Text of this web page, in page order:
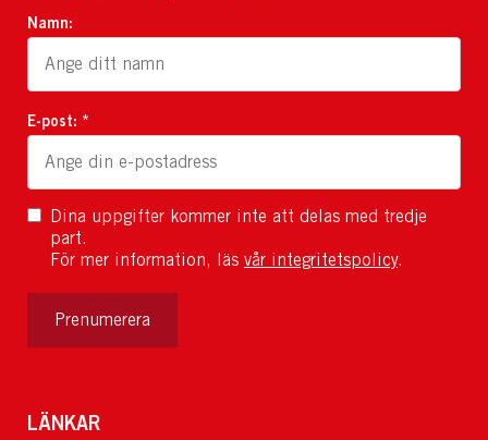
Namn:
E-post: *
Dina uppgifter kommer inte att delas med tredje
part.
För mer information, läs vår integritetspolicy.
Prenumerera
LÄNKAR